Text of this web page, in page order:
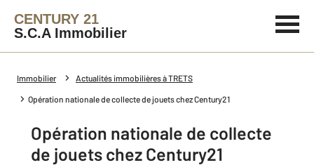
CENTURY 21
S.C.A Immobilier
Immobilier Actualités immobilières à TRETS
Opération nationale de collecte de jouets chez Century21
Opération nationale de collecte
de jouets chez Century21